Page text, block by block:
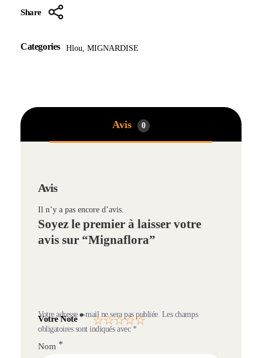
Share
Categories Hlou, MIGNARDISE
Avis 0
Avis
Il n’y a pas encore d’avis.
Soyez le premier à laisser votre
avis sur “Mignaflora”
Votre adresse e-mail ne sera pas publiée. Les champs
obligatoires sont indiqués avec *
Nom *
Votre Note*